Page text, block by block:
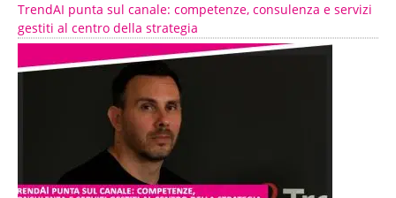
TrendAI punta sul canale: competenze, consulenza e servizi
gestiti al centro della strategia